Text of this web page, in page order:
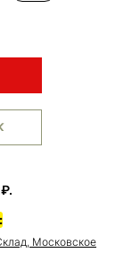
Московское